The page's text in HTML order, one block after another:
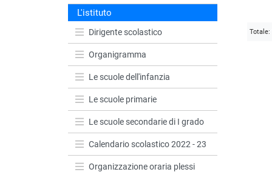
L'istituto
Dirigente scolastico
Organigramma
Le scuole dell'infanzia
Le scuole primarie
Le scuole secondarie di I grado
Calendario scolastico 2022 - 23
Organizzazione oraria plessi
Totale: